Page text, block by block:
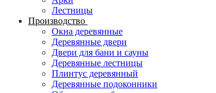
Лестницы
Производство
Окна деревянные
Деревянные двери
Двери для бани и сауны
Деревянные лестницы
Плинтус деревянный
Деревянные подоконники